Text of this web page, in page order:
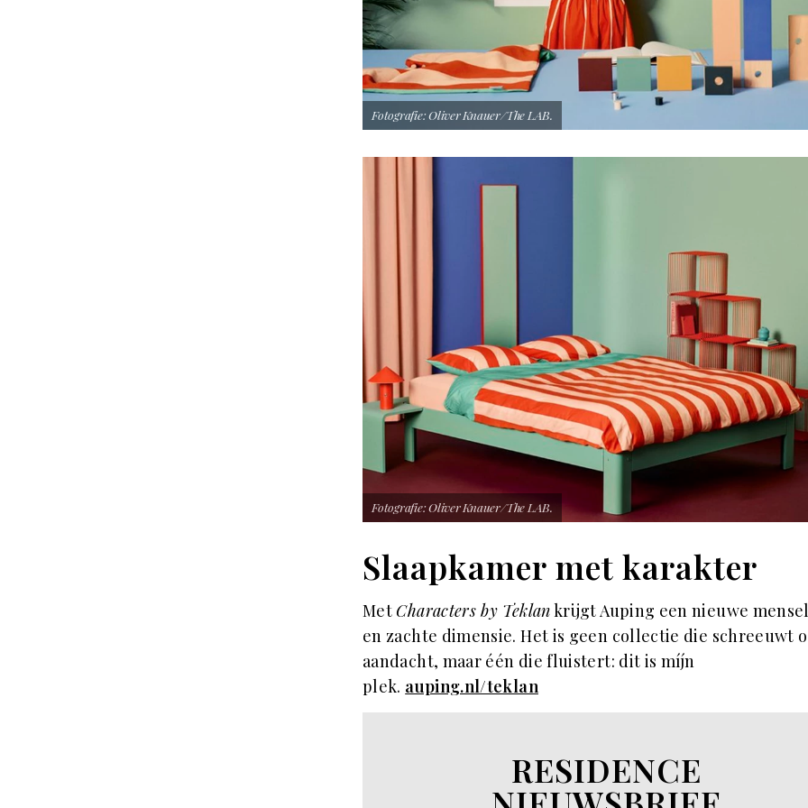
Fotografie: Oliver Knauer/The LAB.
Fotografie: Oliver Knauer/The LAB.
Slaapkamer met karakter
Met Characters by Teklankrijgt Auping een nieuwe
en zachte dimensie. Het is geen collectie die schreeuwt
aandacht, maar één die fluistert: dit is míjn
plek. auping.nl/teklan
RESIDENCE